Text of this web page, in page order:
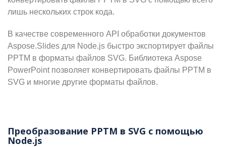
лишь нескольких строк кода.
В качестве современного API обработки документов
Aspose.Slides для Node.js быстро экспортирует файлы
PPTM в форматы файлов SVG. Библиотека Aspose
PowerPoint позволяет конвертировать файлы PPTM в
SVG и многие другие форматы файлов.
Преобразование PPTM в SVG с помощью
Node.js